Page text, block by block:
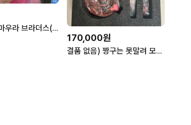
짱구 B상 타마우라 브라더스(미개봉)
170,000원
결품 없음) 짱구는 못말려 모에피 레진피규어